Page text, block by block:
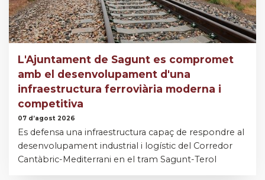
L'Ajuntament de Sagunt es compromet
amb el desenvolupament d'una
infraestructura ferroviària moderna i
competitiva
07 d’agost 2026
Es defensa una infraestructura capaç de respondre al
desenvolupament industrial i logístic del Corredor
Cantàbric-Mediterrani en el tram Sagunt-Terol